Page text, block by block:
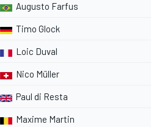
Augusto Farfus
Timo Glock
Loic Duval
Nico Müller
Paul di Resta
Maxime Martin